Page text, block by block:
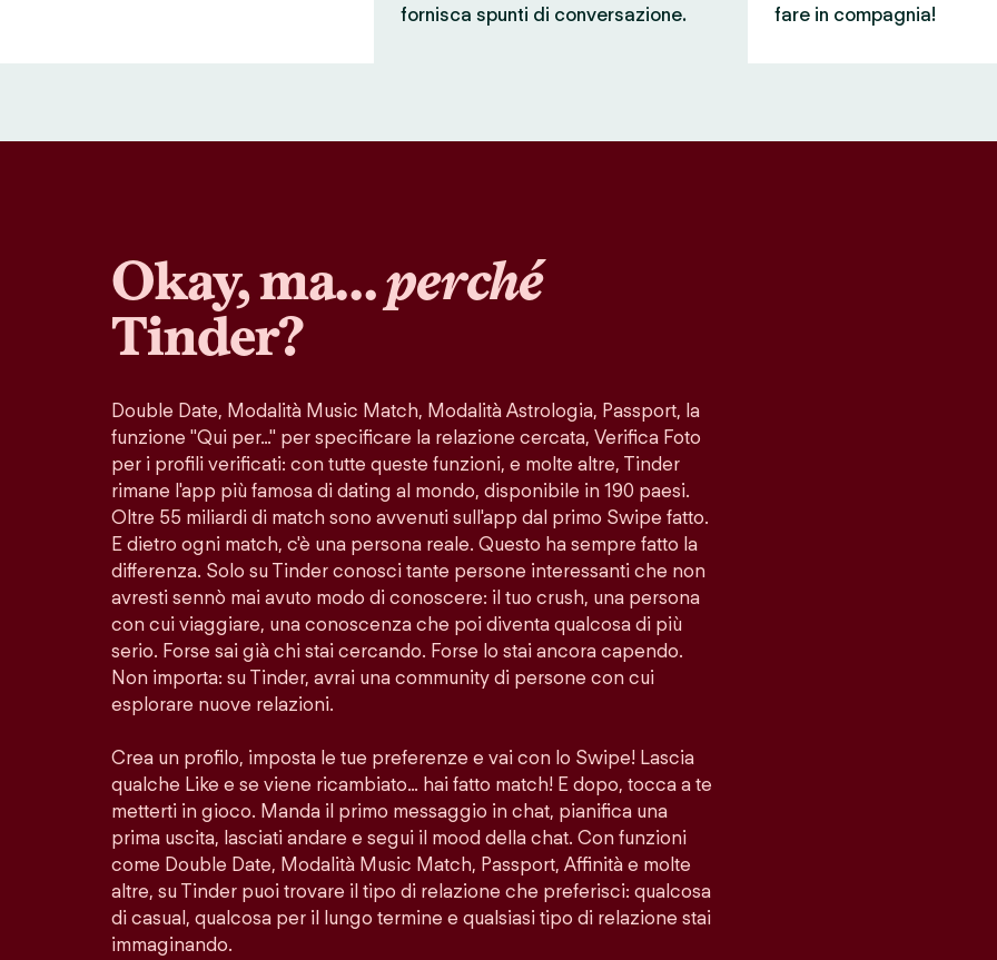
fornisca spunti di conversazione.
fare in compagnia!
Okay, ma…perché
Tinder?
Double Date, Modalità Music Match, Modalità Astrologia, Passport, la
funzione "Qui per…" per specificare la relazione cercata, Verifica Foto
per i profili verificati: con tutte queste funzioni, e molte altre, Tinder
rimane l'app più famosa di dating al mondo, disponibile in 190 paesi.
Oltre 55 miliardi di match sono avvenuti sull'app dal primo Swipe fatto.
E dietro ogni match, c'è una persona reale. Questo ha sempre fatto la
differenza. Solo su Tinder conosci tante persone interessanti che non
avresti sennò mai avuto modo di conoscere: il tuo crush, una persona
con cui viaggiare, una conoscenza che poi diventa qualcosa di più
serio. Forse sai già chi stai cercando. Forse lo stai ancora capendo.
Non importa: su Tinder, avrai una community di persone con cui
esplorare nuove relazioni.
Crea un profilo, imposta le tue preferenze e vai con lo Swipe! Lascia
qualche Like e se viene ricambiato… hai fatto match! E dopo, tocca a te
metterti in gioco. Manda il primo messaggio in chat, pianifica una
prima uscita, lasciati andare e segui il mood della chat. Con funzioni
come Double Date, Modalità Music Match, Passport, Affinità e molte
altre, su Tinder puoi trovare il tipo di relazione che preferisci: qualcosa
di casual, qualcosa per il lungo termine e qualsiasi tipo di relazione stai
immaginando.